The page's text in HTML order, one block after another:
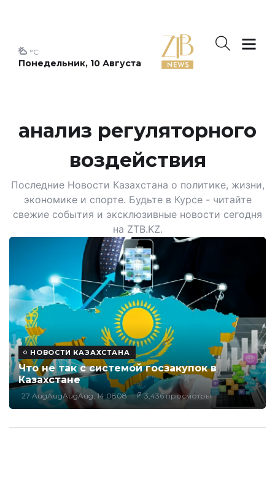
Понедельник, 10 Августа
°C
анализ регуляторного
воздействия
Последние Новости Казахстана о политике, жизни,
экономике и спорте. Будьте в Курсе - читайте
свежие события и эксклюзивные новости сегодня
на ZTB.KZ.
НОВОСТИ КАЗАХСТАНА
Что не так с системой госзакупок в
Казахстане
27 AugAugAugAug, 14:0808 3,436 просмотры